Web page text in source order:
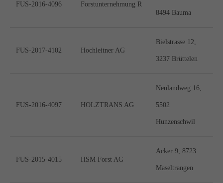
FUS-2016-4096
Forstunternehmung R
8494 Bauma
FUS-2017-4102 Hochleitner AG
Bielstrasse 12,
3237 Brüttelen
FUS-2016-4097 HOLZTRANS AG
Neulandweg 16,
5502
Hunzenschwil
FUS-2015-4015 HSM Forst AG
Acker 9, 8723
Maseltrangen